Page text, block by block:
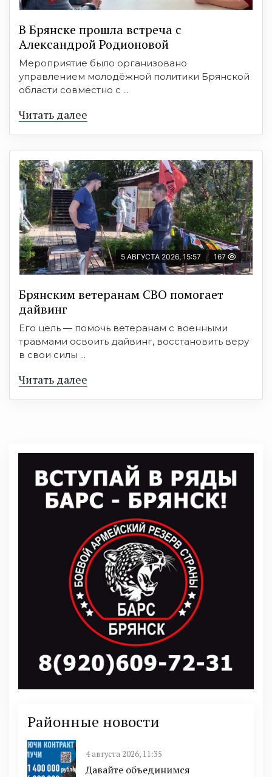
В Брянске прошла встреча с
Александрой Родионовой
Мероприятие было организовано
управлением молодёжной политики Брянской
области совместно с ...
Читать далее
5 АВГУСТА 2026, 15:57 167
Брянским ветеранам СВО помогает
дайвинг
Его цель — помочь ветеранам с военными
травмами освоить дайвинг, восстановить веру
в свои силы ...
Читать далее
Районные новости
4 августа 2026, 11:35
Давайте объединимся